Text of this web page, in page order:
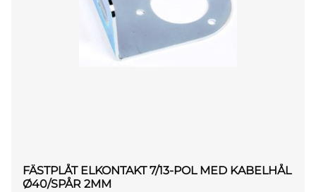
FÄSTPLÅT ELKONTAKT 7/13-POL MED KABELHÅL
Ø40/SPÅR 2MM